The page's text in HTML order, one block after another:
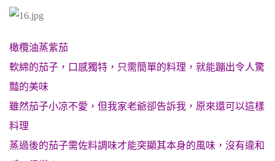
橄欖油蒸紫茄
軟綿的茄子，口感獨特，只需簡單的料理，就能蹦出令人驚
豔的美味
雖然茄子小凉不愛， 但我家老爺卻告訴我，原來還可以這樣
料理
蒸過後的茄子需佐料調味才能突顯其本身的風味， 沒有違和